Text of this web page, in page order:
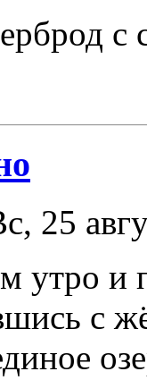
с
25
утро и
с